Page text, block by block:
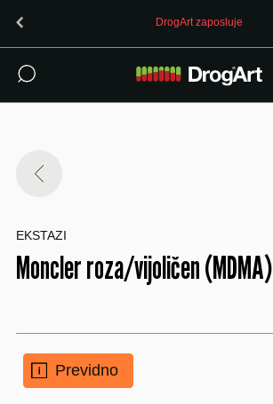
DrogArt zaposluje
EKSTAZI
Moncler roza/vijoličen (MDMA)
Previdno